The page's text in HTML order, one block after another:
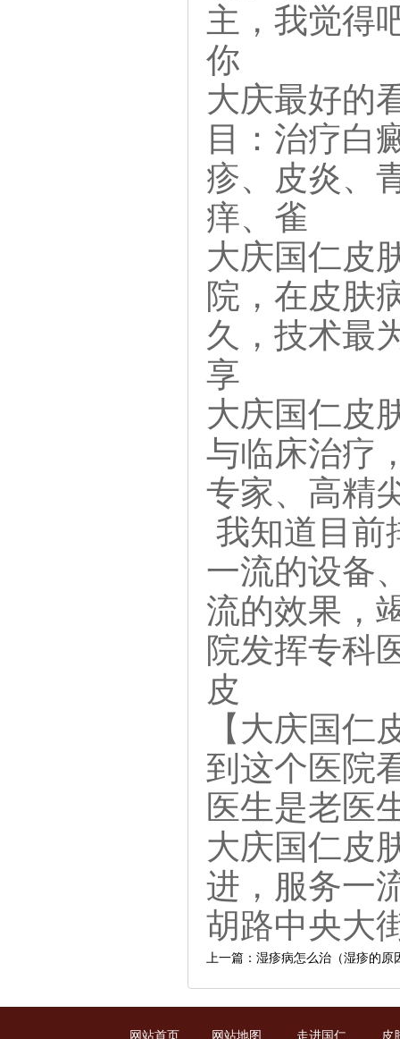
主，我觉得
你
大庆最好的
目：治疗白
疹、皮炎、
痒、雀
大庆国仁皮
院，在皮肤
久，技术最
享
大庆国仁皮
与临床治疗
专家、高精
我知道目前
一流的设备
流的效果，
院发挥专科
皮
【大庆国
到这个医院
医生是老医
大庆国仁皮
进，服务一
胡路中央大
上一篇：湿疹病怎么治（湿疹的原
网站首页 网站地图 走进国仁 皮